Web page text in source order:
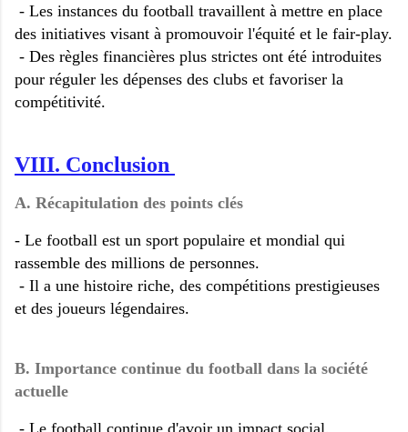
- Les instances du football travaillent à mettre en place
des initiatives visant à promouvoir l'équité et le fair-play.
- Des règles financières plus strictes ont été introduites
pour réguler les dépenses des clubs et favoriser la
compétitivité.
VIII. Conclusion
A. Récapitulation des points clés
- Le football est un sport populaire et mondial qui
rassemble des millions de personnes.
- Il a une histoire riche, des compétitions prestigieuses
et des joueurs légendaires.
B. Importance continue du football dans la société
actuelle